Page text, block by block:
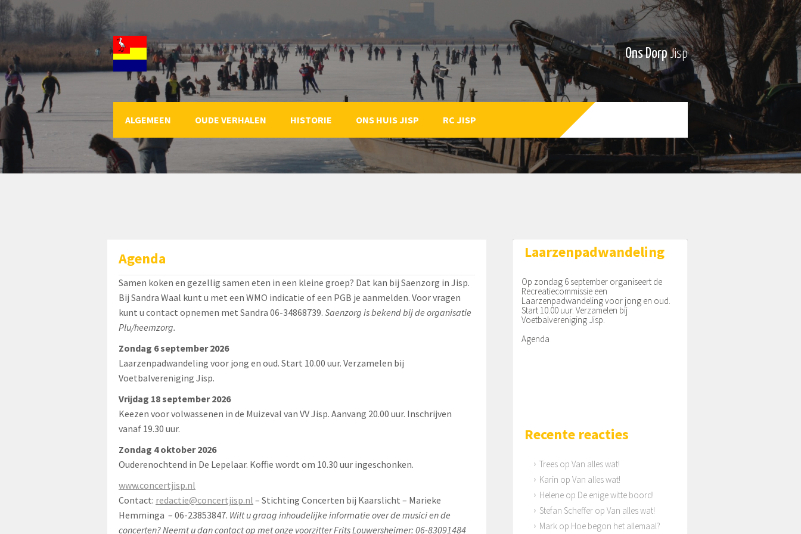
Ons DorpJisp
ALGEMEEN OUDE VERHALEN HISTORIE ONS HUIS JISP RC JISP
Agenda
Samen koken en gezellig samen eten in een kleine groep? Dat kan bij Saenzorg in Jisp.
Bij Sandra Waal kunt u met een WMO indicatie of een PGB je aanmelden. Voor vragen
kunt u contact opnemen met Sandra 06-34868739.Saenzorg is bekend bij de organisatie
Plu/heemzorg.
Zondag 6 september 2026
Laarzenpadwandeling voor jong en oud. Start 10.00 uur. Verzamelen bij
Voetbalvereniging Jisp.
Vrijdag 18 september 2026
Keezen voor volwassenen in de Muizeval van VV Jisp. Aanvang 20.00 uur. Inschrijven
vanaf 19.30 uur.
Zondag 4 oktober 2026
Ouderenochtend in De Lepelaar. Koffie wordt om 10.30 uur ingeschonken.
www.concertjisp.nl
Contact: redactie@concertjisp.nl – Stichting Concerten bij Kaarslicht – ­­Marieke
Hemminga – 06-23853847. Wilt u graag inhoudelijke informatie over de musici en de
concerten? Neemt u dan contact op met onze voorzitter Frits Louwersheimer: 06-83091484
Laarzenpadwandeling
Op zondag 6 september organiseert de
Recreatiecommissie een
Laarzenpadwandeling voor jong en oud.
Start 10.00 uur. Verzamelen bij
Voetbalvereniging Jisp.
Agenda
Recente reacties
Treesop Van alles wat!
Karin op Van alles wat!
Heleneop De enige witte boord!
Stefan Schefferop Van alles wat!
Markop Hoe begon het allemaal?